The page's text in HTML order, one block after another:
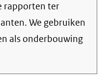
rapporten ter
We gebruiken
als onderbouwing